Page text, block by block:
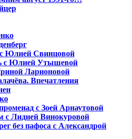
Юлией Свинцовой
с Юлией Утышевой
Ларионовой
Впечатления
с Зоей Арнаутовой
с Лидией Винокуровой
без пафоса с Александрой